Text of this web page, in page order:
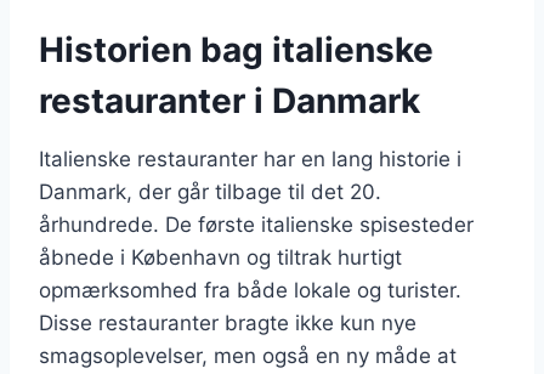
Historien bag italienske
restauranter i Danmark
Italienske restauranter har en lang historie i
Danmark, der går tilbage til det 20.
århundrede. De første italienske spisesteder
åbnede i København og tiltrak hurtigt
opmærksomhed fra både lokale og turister.
Disse restauranter bragte ikke kun nye
smagsoplevelser, men også en ny måde at